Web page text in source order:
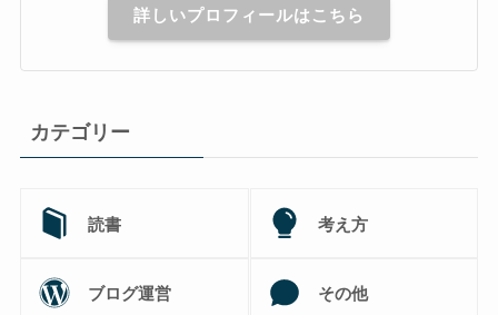
詳しいプロフィールはこちら
カテゴリー
読書 考え方
ブログ運営 その他